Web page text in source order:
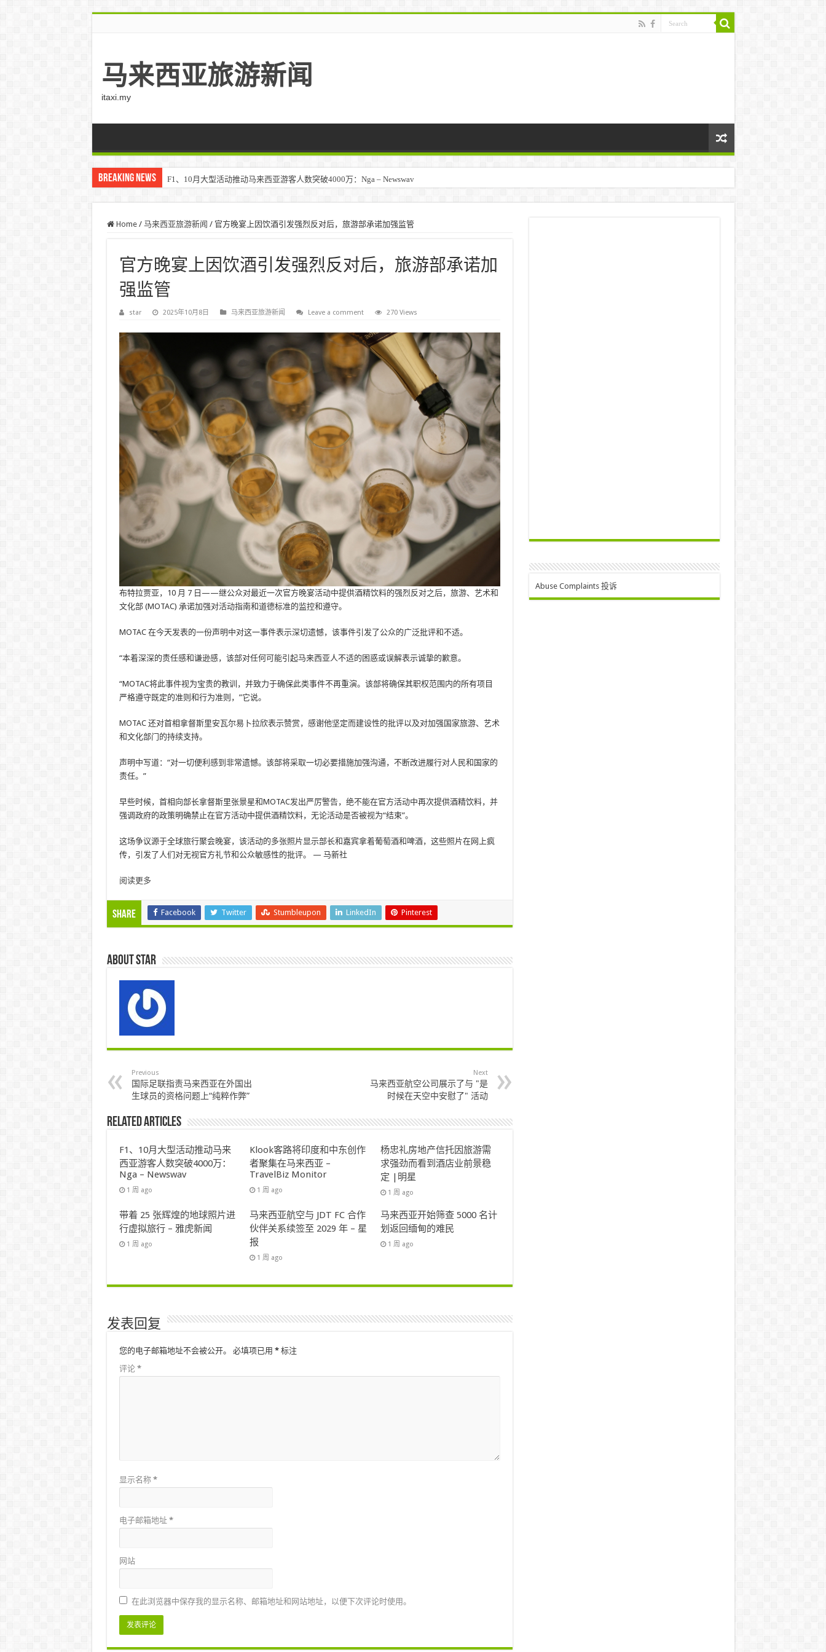
马来西亚旅游新闻
itaxi.my
Breaking News F1、10月大型活动推动马来西亚游客人数突破4000万：Nga – Newswav
Home / 马来西亚旅游新闻 / 官方晚宴上因饮酒引发强烈反对后，旅游部承诺加强监管
官方晚宴上因饮酒引发强烈反对后，旅游部承诺加
强监管
star 2025年10月8日 马来西亚旅游新闻 Leave a comment 270 Views
布特拉贾亚，10 月 7 日——继公众对最近一次官方晚宴活动中提供酒精饮料的强烈反对之后，旅游、艺术和
文化部 (MOTAC) 承诺加强对活动指南和道德标准的监控和遵守。
MOTAC 在今天发表的一份声明中对这一事件表示深切遗憾，该事件引发了公众的广泛批评和不适。
“本着深深的责任感和谦逊感，该部对任何可能引起马来西亚人不适的困惑或误解表示诚挚的歉意。
“MOTAC将此事件视为宝贵的教训，并致力于确保此类事件不再重演。该部将确保其职权范围内的所有项目
严格遵守既定的准则和行为准则，”它说。
MOTAC 还对首相拿督斯里安瓦尔易卜拉欣表示赞赏，感谢他坚定而建设性的批评以及对加强国家旅游、艺术
和文化部门的持续支持。
声明中写道：“对一切便利感到非常遗憾。该部将采取一切必要措施加强沟通，不断改进履行对人民和国家的
责任。”
早些时候，首相向部长拿督斯里张景星和MOTAC发出严厉警告，绝不能在官方活动中再次提供酒精饮料，并
强调政府的政策明确禁止在官方活动中提供酒精饮料，无论活动是否被视为“结束”。
这场争议源于全球旅行聚会晚宴，该活动的多张照片显示部长和嘉宾拿着葡萄酒和啤酒，这些照片在网上疯
传，引发了人们对无视官方礼节和公众敏感性的批评。 — 马新社
阅读更多
Share Facebook Twitter Stumbleupon LinkedIn Pinterest
About star
Previous
国际足联指责马来西亚在外国出
生球员的资格问题上“纯粹作弊”
Next
马来西亚航空公司展示了与 "是
时候在天空中安慰了" 活动
Related Articles
F1、10月大型活动推动马来
西亚游客人数突破4000万：
Nga – Newswav
1 周 ago
Klook客路将印度和中东创作
者聚集在马来西亚 –
TravelBiz Monitor
1 周 ago
杨忠礼房地产信托因旅游需
求强劲而看到酒店业前景稳
定 |明星
1 周 ago
带着 25 张辉煌的地球照片进
行虚拟旅行 – 雅虎新闻
1 周 ago
马来西亚航空与 JDT FC 合作
伙伴关系续签至 2029 年 – 星
报
1 周 ago
马来西亚开始筛查 5000 名计
划返回缅甸的难民
1 周 ago
发表回复
您的电子邮箱地址不会被公开。 必填项已用 *标注
评论 *
显示名称 *
电子邮箱地址 *
网站
在此浏览器中保存我的显示名称、邮箱地址和网站地址，以便下次评论时使用。
Abuse Complaints 投诉